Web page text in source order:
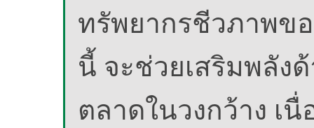
ทรัพยากรชีวภาพข
นี้ จะช่วยเสริมพลัง
ตลาดในวงกว้าง เ